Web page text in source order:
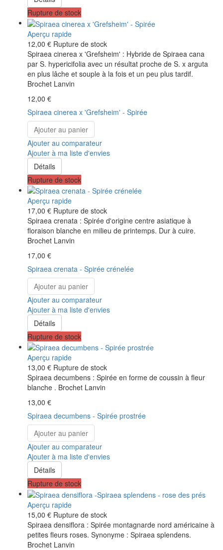
Rupture de stock
Aperçu rapide
12,00 € Rupture de stock
Spiraea cinerea x 'Grefsheim' : Hybride de Spiraea cana
par S. hypericifolia avec un résultat proche de S. x arguta
en plus lâche et souple à la fois et un peu plus tardif.
Brochet Lanvin
12,00 €
Spiraea cinerea x 'Grefsheim' - Spirée
Ajouter au panier
Ajouter au comparateur
Ajouter à ma liste d'envies
Détails
Rupture de stock
Aperçu rapide
17,00 € Rupture de stock
Spiraea crenata : Spirée d'origine centre asiatique à
floraison blanche en milieu de printemps. Dur à cuire.
Brochet Lanvin
17,00 €
Spiraea crenata - Spirée crénelée
Ajouter au panier
Ajouter au comparateur
Ajouter à ma liste d'envies
Détails
Rupture de stock
Aperçu rapide
13,00 € Rupture de stock
Spiraea decumbens : Spirée en forme de coussin à fleur
blanche . Brochet Lanvin
13,00 €
Spiraea decumbens - Spirée prostrée
Ajouter au panier
Ajouter au comparateur
Ajouter à ma liste d'envies
Détails
Rupture de stock
Aperçu rapide
15,00 € Rupture de stock
Spiraea densiflora : Spirée montagnarde nord américaine à
petites fleurs roses. Synonyme : Spiraea splendens.
Brochet Lanvin